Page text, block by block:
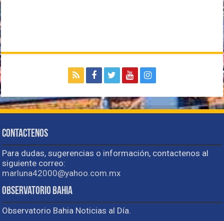
Contactenos
Para dudas, sugerencias o información, contactenos al
siguiente correo:
marluna42000@yahoo.com.mx
Observatorio Bahia
Observatorio Bahia Noticias al Día.